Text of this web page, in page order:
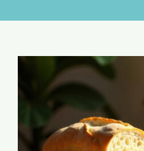
Aktion